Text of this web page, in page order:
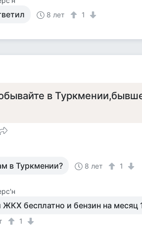
8 лет 1
в
в Туркмении? 8 лет 1
ЖКХ бесплатно и бензин на месяц
1